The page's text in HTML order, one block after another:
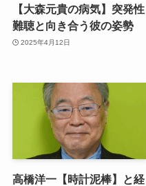
【大森元貴の病気】突発性
難聴と向き合う彼の姿勢
2025年4月12日
高橋洋一【時計泥棒】と経